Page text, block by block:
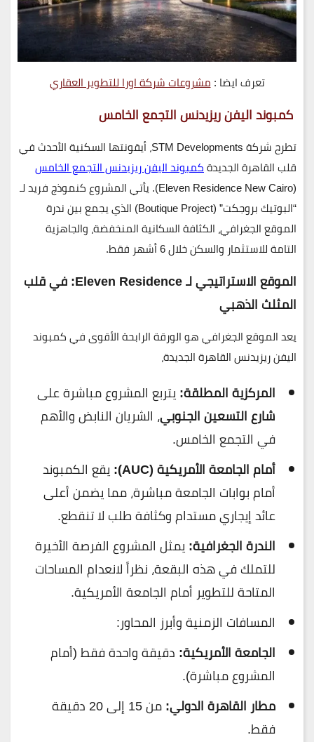
تعرف ايضا :مشروعات شركة اورا للتطوير العقاري
كمبوند اليفن ريزيدنس التجمع الخامس
تطرح شركةSTM Developments، أيقونتها السكنية الأحدث في
قلب القاهرة الجديدةكمبوند اليفن ريزيدنس التجمع الخامس
(Eleven Residence New Cairo)
. يأتي المشروع كنموذج فريد لـ
“البوتيك بروجكت” (Boutique Project)
الذي يجمع بين ندرة
الموقع الجغرافي، الكثافة السكانية المنخفضة، والجاهزية
التامة للاستثمار والسكن خلال 6 أشهر فقط.
الموقع الاستراتيجي لـ Eleven Residence: في قلب
المثلث الذهبي
يعد الموقع الجغرافي هو الورقة الرابحة الأقوى فيكمبوند
اليفن ريزيدنس القاهرة الجديدة،
المركزية المطلقة:يتربع المشروع مباشرة على
شارع التسعين الجنوبي، الشريان النابض والأهم
في التجمع الخامس.
أمام الجامعة الأمريكية (AUC):
يقع الكمبوند
أمام بوابات الجامعة مباشرة، مما يضمن أعلى
عائد إيجاري مستدام وكثافة طلب لا تنقطع.
الندرة الجغرافية:يمثل المشروع الفرصة الأخيرة
للتملك في هذه البقعة، نظراً لانعدام المساحات
المتاحة للتطوير أمام الجامعة الأمريكية.
المسافات الزمنية وأبرز المحاور:
الجامعة الأمريكية: دقيقة واحدة فقط (أمام
المشروع مباشرة).
مطار القاهرة الدولي:
من 15 إلى 20 دقيقة
فقط.